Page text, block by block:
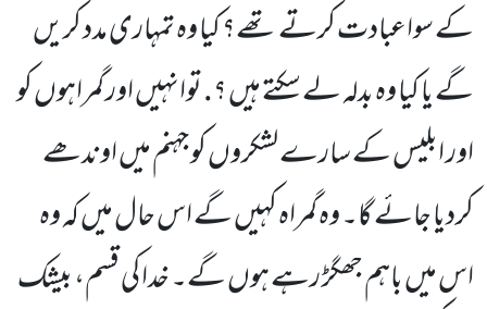
کے سواعبادت کرتے تھے؟ کیا وہ تمہاری مدد کریں
گے یا کیا وہ بدلہ لے سکتے ہیں ؟. توانہیں اور گمراہوں کو
اور ابلیس کے سارے لشکروں کو جہنم میں اوندھے
کردیا جائے گا۔ وہ گمراہ کہیں گے اس حال میں کہ وہ
اس میں باہم جھگڑ رہے ہوں گے۔ خدا کی قسم، بیشک